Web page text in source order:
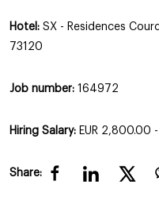
Hotel: SX - Residences
73120
Job number: 164972
Hiring Salary: EUR 2,800.00
Share: